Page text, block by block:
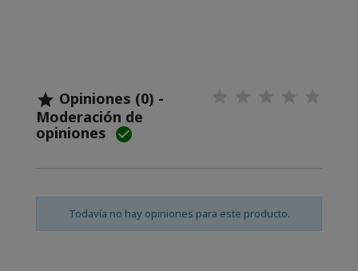
 Opiniones (0) -
Moderación de
opiniones 
Todavía no hay opiniones para este producto.